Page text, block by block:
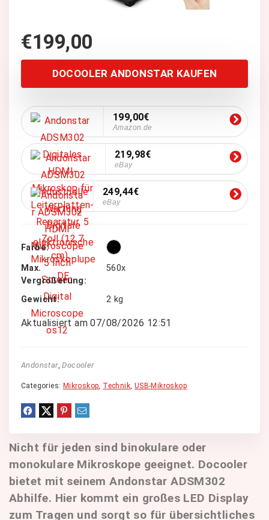
€199,00
DOCOOLER ANDONSTAR KAUFEN
199,00€
Amazon.de
219,98€
eBay
249,44€
eBay
Farbe
Max.
Vergrößerung
560x
Gewicht 2 kg
Aktualisiert am 07/08/2026 12:51
Andonstar,Docooler
Categories: Mikroskop, Technik, USB-Mikroskop
Nicht für jeden sind binokulare oder
monokulare Mikroskope geeignet. Docooler
bietet mit seinem Andonstar ADSM302
Abhilfe. Hier kommt ein großes LED Display
zum Tragen und sorgt so für übersichtliches